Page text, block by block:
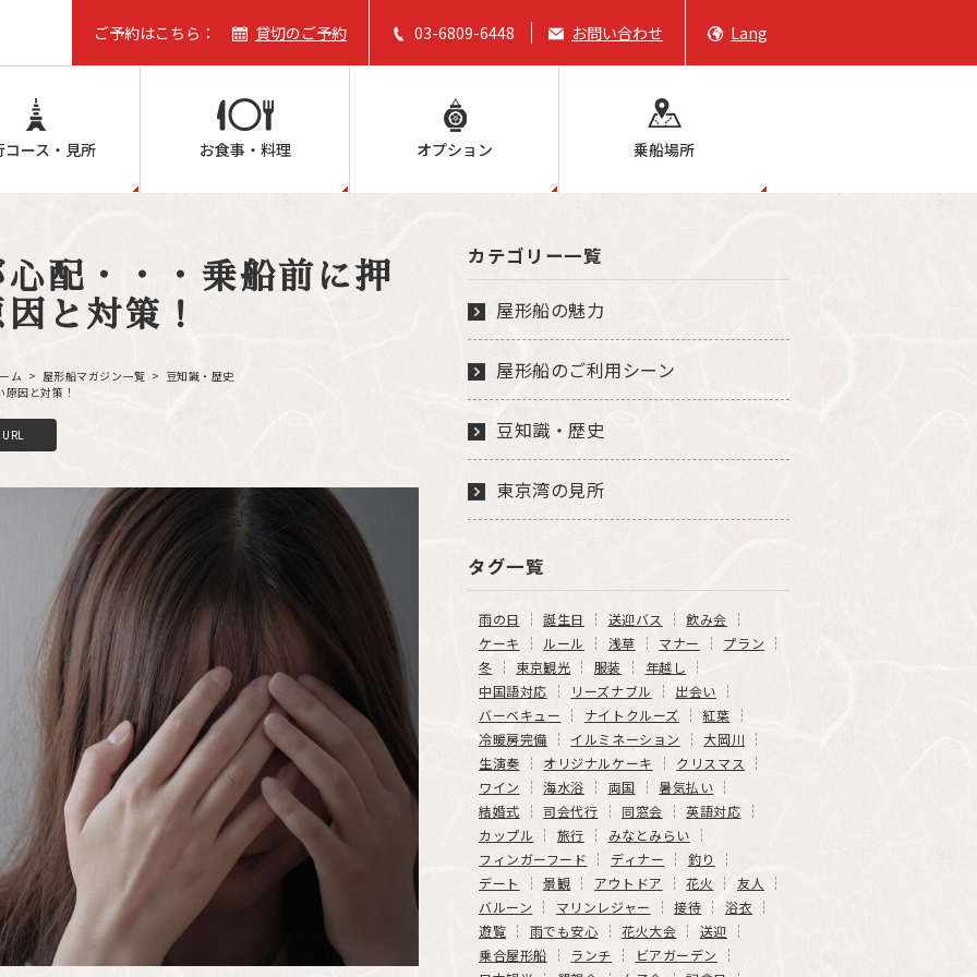
ご予約はこちら： 貸切のご予約 03-6809-6448 お問い合わせ Lang
コース・見所 お食事・料理 オプション 乗船場所
配・・・乗船前に押
と対策！
ム 屋形船マガジン一覧
豆知識・歴史
因と対策！
カテゴリー一覧
屋形船の魅力
屋形船のご利用シーン
豆知識・歴史
東京湾の見所
タグ一覧
雨の日 誕生日 送迎バス
飲み会
ケーキ
ルール 浅草 マナー
プラン
冬
東京観光 服装
年越し
中国語対応
リーズナブル
出会い
バーベキュー
ナイトクルーズ
紅葉
冷暖房完備
イルミネーション
大岡川
生演奏
オリジナルケーキ
クリスマス
ワイン
海水浴 両国
暑気払い
結婚式
司会代行 同窓会
英語対応
カップル
旅行
みなとみらい
フィンガーフード
ディナー
釣り
デート
景観 アウトドア 花火
友人
バルーン
マリンレジャー 接待
浴衣
遊覧
雨でも安心 花火大会
送迎
乗合屋形船
ランチ
ビアガーデン